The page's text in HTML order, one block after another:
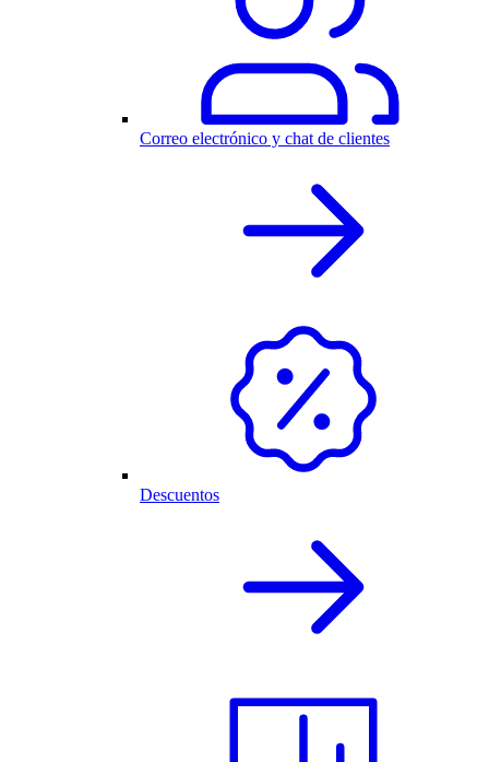
Correo electrónico y chat de clientes
Descuentos